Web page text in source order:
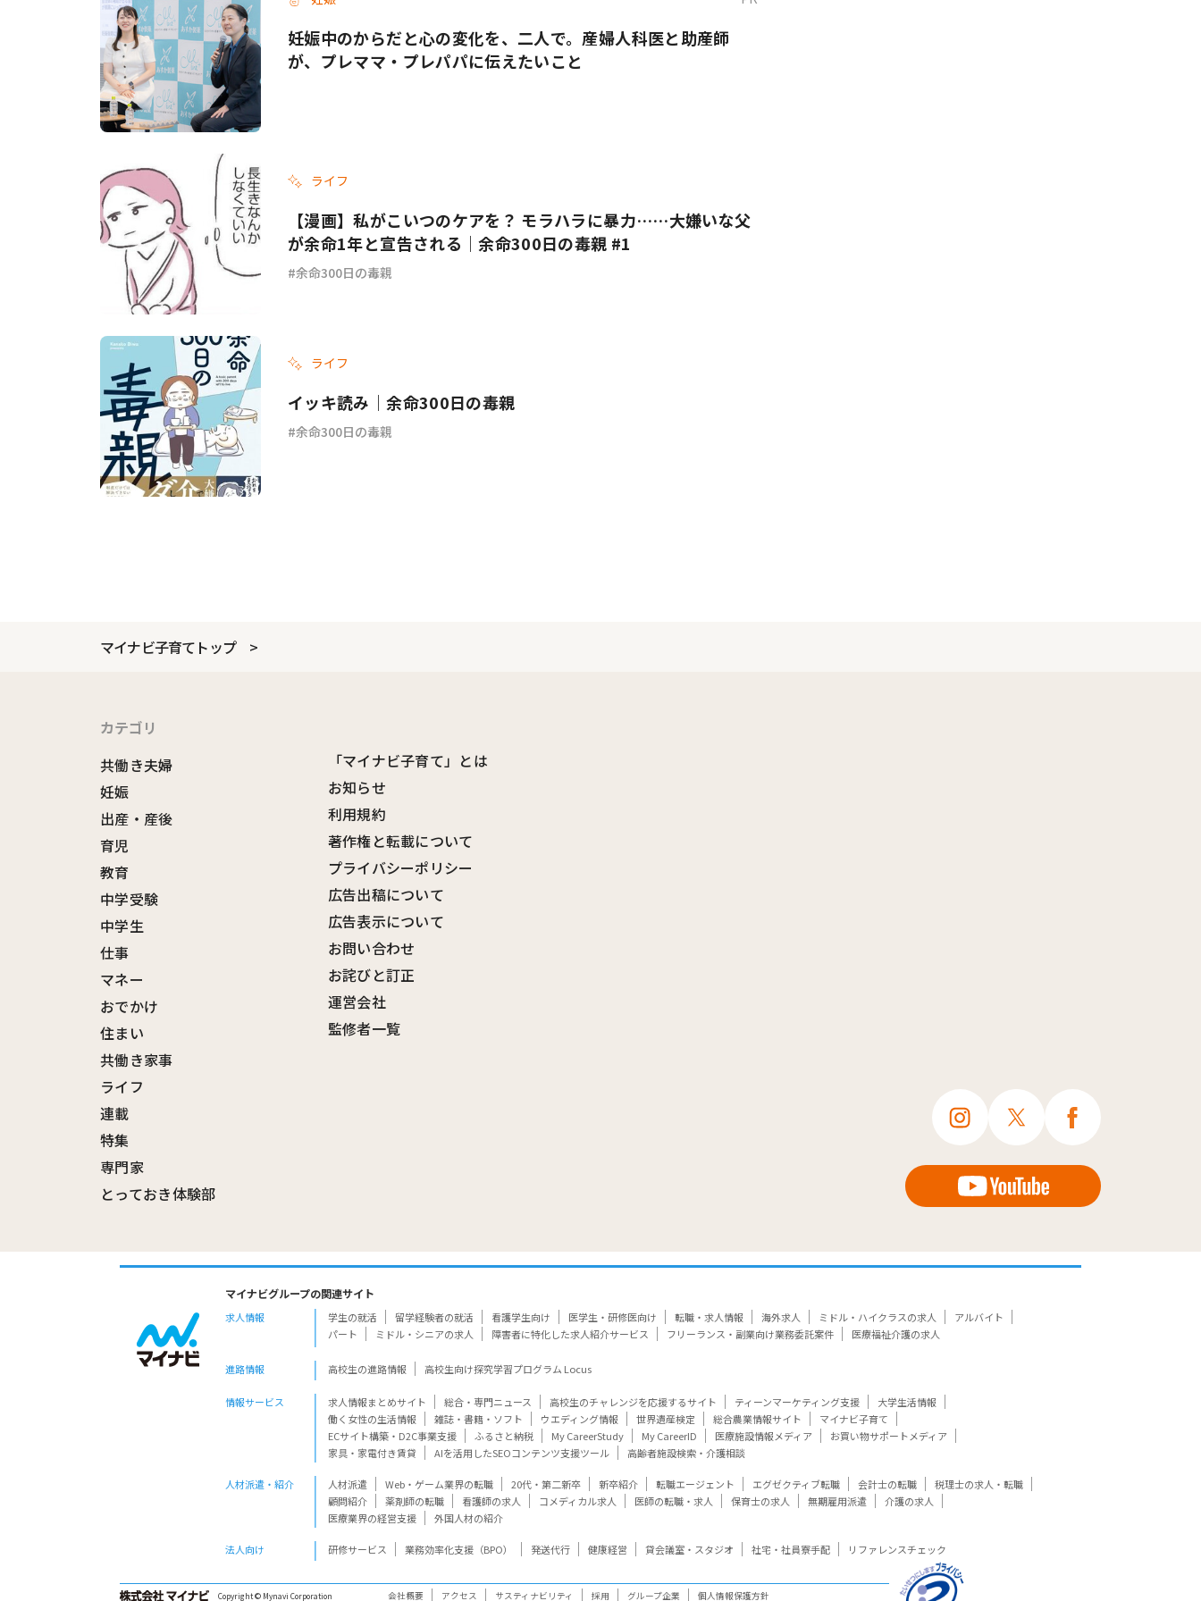
妊娠中のからだと心の変化を、二人で。産婦人科医と助産師
が、プレママ・プレパパに伝えたいこと
ライフ
【漫画】私がこいつのケアを？ モラハラに暴力……大嫌いな父
が余命1年と宣告される｜余命300日の毒親 #1
余命300日の毒親
ライフ
イッキ読み｜余命300日の毒親
余命300日の毒親
マイナビ子育てトップ
カテゴリ
共働き夫婦
妊娠
出産・産後
育児
教育
中学受験
中学生
仕事
マネー
おでかけ
住まい
共働き家事
ライフ
連載
特集
専門家
とっておき体験部
「マイナビ子育て」とは
お知らせ
利用規約
著作権と転載について
プライバシーポリシー
広告出稿について
広告表示について
お問い合わせ
お詫びと訂正
運営会社
監修者一覧
マイナビグループの関連サイト
求人情報 学生の就活 留学経験者の就活 看護学生向け 医学生・研修医向け 転職・求人情報 海外求人 ミドル・ハイクラスの求人
アルバイト
パート
ミドル・シニアの求人 障害者に特化した求人紹介サービス フリーランス・副業向け業務委託案件 医療福祉介護の求人
進路情報 高校生の進路情報 高校生向け探究学習プログラム Locus
情報サービス 求人情報まとめサイト 総合・専門ニュース 高校生のチャレンジを応援するサイト ティーンマーケティング支援
大学生活情報
働く女性の生活情報
雑誌・書籍・ソフト ウエディング情報 世界遺産検定 総合農業情報サイト
マイナビ子育て
ECサイト構築・D2C事業支援
ふるさと納税 My CareerStudy My CareerID 医療施設情報メディア
お買い物サポートメディア
家具・家電付き賃貸
AIを活用したSEOコンテンツ支援ツール 高齢者施設検索・介護相談
人材派遣・紹介 人材派遣 Web・ゲーム業界の転職 20代・第二新卒 新卒紹介 転職エージェント エグゼクティブ転職 会計士の転職
税理士の求人・転職
顧問紹介
薬剤師の転職 看護師の求人 コメディカル求人 医師の転職・求人 保育士の求人 無期雇用派遣
介護の求人
医療業界の経営支援
外国人材の紹介
法人向け 研修サービス 業務効率化支援（BPO） 発送代行 健康経営 貸会議室・スタジオ 社宅・社員寮手配 リファレンスチェック
Copyright © Mynavi Corporation 会社概要 アクセス サスティナビリティ 採用 グループ企業 個人情報保護方針